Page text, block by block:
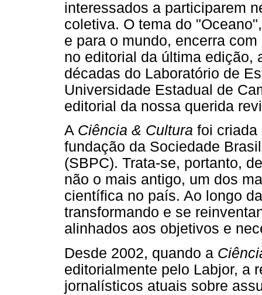
interessados a participarem
coletiva. O tema do
e para o mundo, encerra
no editorial da última edição,
décadas do Laboratório de
Universidade Estadual de
editorial da nossa querida
A Ciência & Cultura foi criada
fundação da Sociedade
(SBPC). Trata-se, portanto,
não o mais antigo, um dos
científica no país. Ao longo
transformando e se
alinhados aos objetivos e
Desde 2002, quando a
editorialmente pelo Labjor, a
jornalísticos atuais sobre